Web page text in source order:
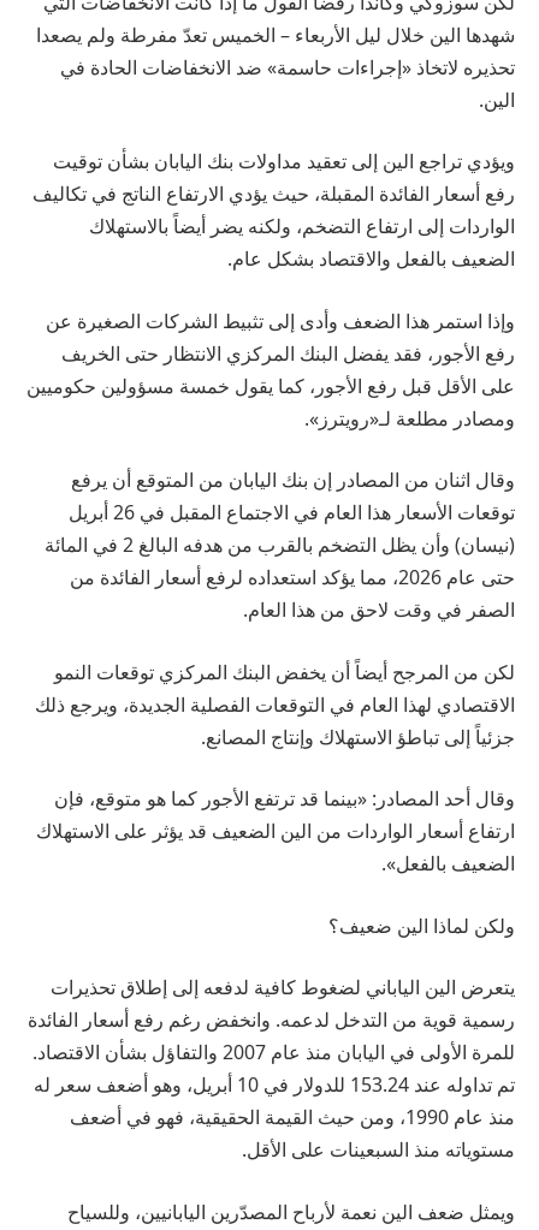
شهدها الين خلال ليل الأربعاء – الخميس تعدّ مفرطة ولم يصعدا
تحذيره لاتخاذ «إجراءات حاسمة» ضد الانخفاضات الحادة في
الين.
ويؤدي تراجع الين إلى تعقيد مداولات بنك اليابان بشأن توقيت
رفع أسعار الفائدة المقبلة، حيث يؤدي الارتفاع الناتج في تكاليف
الواردات إلى ارتفاع التضخم، ولكنه يضر أيضاً بالاستهلاك
الضعيف بالفعل والاقتصاد بشكل عام.
وإذا استمر هذا الضعف وأدى إلى تثبيط الشركات الصغيرة عن
رفع الأجور، فقد يفضل البنك المركزي الانتظار حتى الخريف
على الأقل قبل رفع الأجور، كما يقول خمسة مسؤولين حكوميين
ومصادر مطلعة لـ«رويترز».
وقال اثنان من المصادر إن بنك اليابان من المتوقع أن يرفع
توقعات الأسعار هذا العام في الاجتماع المقبل في 26 أبريل
(نيسان) وأن يظل التضخم بالقرب من هدفه البالغ 2 في المائة
حتى عام 2026، مما يؤكد استعداده لرفع أسعار الفائدة من
الصفر في وقت لاحق من هذا العام.
لكن من المرجح أيضاً أن يخفض البنك المركزي توقعات النمو
الاقتصادي لهذا العام في التوقعات الفصلية الجديدة، ويرجع ذلك
جزئياً إلى تباطؤ الاستهلاك وإنتاج المصانع.
وقال أحد المصادر: «بينما قد ترتفع الأجور كما هو متوقع، فإن
ارتفاع أسعار الواردات من الين الضعيف قد يؤثر على الاستهلاك
الضعيف بالفعل».
ولكن لماذا الين ضعيف؟
يتعرض الين الياباني لضغوط كافية لدفعه إلى إطلاق تحذيرات
رسمية قوية من التدخل لدعمه. وانخفض رغم رفع أسعار الفائدة
للمرة الأولى في اليابان منذ عام 2007 والتفاؤل بشأن الاقتصاد.
تم تداوله عند 153.24 للدولار في 10 أبريل، وهو أضعف سعر له
منذ عام 1990، ومن حيث القيمة الحقيقية، فهو في أضعف
مستوياته منذ السبعينات على الأقل.
ويمثل ضعف الين نعمة لأرباح المصدّرين اليابانيين، وللسياح